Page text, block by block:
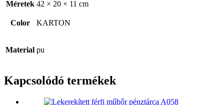
Méretek 42 × 20 × 11 cm
Color KARTON
Material pu
Kapcsolódó termékek